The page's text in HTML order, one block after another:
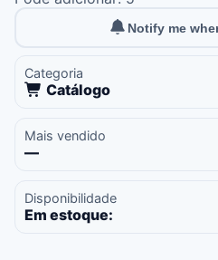
Notify me
Categoria
Catálogo
Mais vendido
—
Disponibilidade
Em estoque: